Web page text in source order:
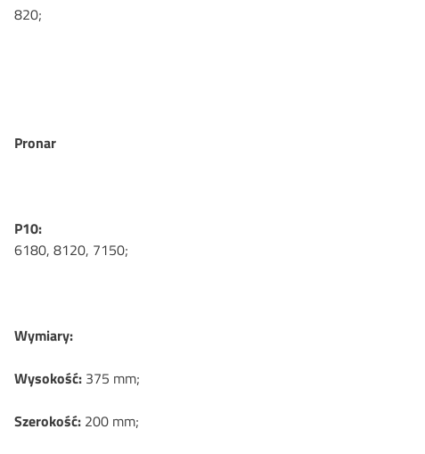
820;
Pronar
P10:
6180, 8120, 7150;
Wymiary:
Wysokość: 375 mm;
Szerokość: 200 mm;